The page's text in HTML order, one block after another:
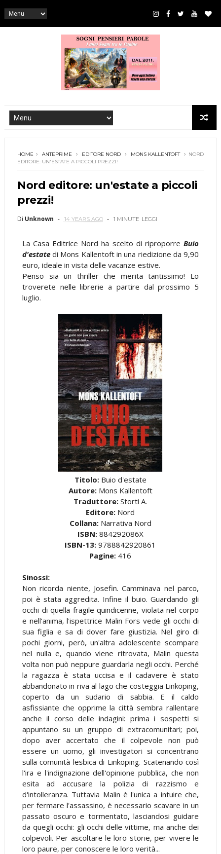
HOME ANTEPRIME EDITORE NORD MONS KALLENTOFT
NORD
EDITORE: UN'ESTATE A PICCOLI PREZZI!
Nord editore: un'estate a piccoli
prezzi!
Di Unknown 14 YEARS AGO 1 MINUTE LEGGI
La Casa Editrice Nord ha scelto di riproporreBuio
d'estatedi Mons Kallentoftin una riedizione da 9,90
euro, ideale in vista delle vacanze estive.
Penso sia un thriller che merita tantissimo! Lo
troverete nelle librerie a partire dal prossimo 5
luglio.
Titolo:Buio d'estate
Autore: Mons Kallentoft
Traduttore: Storti A.
Editore: Nord
Collana:Narrativa Nord
ISBN: 884292086X
ISBN-13:9788842920861
Pagine: 416
Sinossi:
Non ricorda niente, Josefin. Camminava nel parco,
poi è stata aggredita. Infine il buio. Guardando gli
occhi di quella fragile quindicenne, violata nel corpo
e nell'anima, l'ispettrice Malin Fors vede gli occhi di
sua figlia e sa di dover fare giustizia. Nel giro di
pochi giorni, però, un'altra adolescente scompare
nel nulla e, quando viene ritrovata, Malin questa
volta non può neppure guardarla negli occhi. Perché
la ragazza è stata uccisa e il cadavere è stato
abbandonato in riva al lago che costeggia Linköping,
coperto da un sudario di sabbia. E il caldo
asfissiante che opprime la città sembra rallentare
anche il corso delle indagini: prima i sospetti si
appuntano su un gruppo di extracomunitari; poi,
dopo aver accertato che il colpevole non può
essere un uomo, gli investigatori si concentrano
sulla comunità lesbica di Linköping. Scatenando così
l'ira e l'indignazione dell'opinione pubblica, che non
esita ad accusare la polizia di razzismo e
d'intolleranza. Tuttavia Malin è l'unica a intuire che,
per fermare l'assassino, è necessario scavare in un
passato oscuro e tormentato, lasciandosi guidare
da quegli occhi: gli occhi delle vittime, ma anche dei
colpevoli. Per ascoltare le loro storie, per vivere le
loro paure, per conoscere le loro verità...